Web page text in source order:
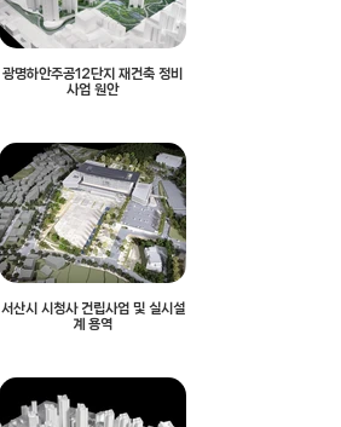
광명하안주공12단지 재건축 정비
사업 원안
서산시 시청사 건립사업 및 실시설
계 용역